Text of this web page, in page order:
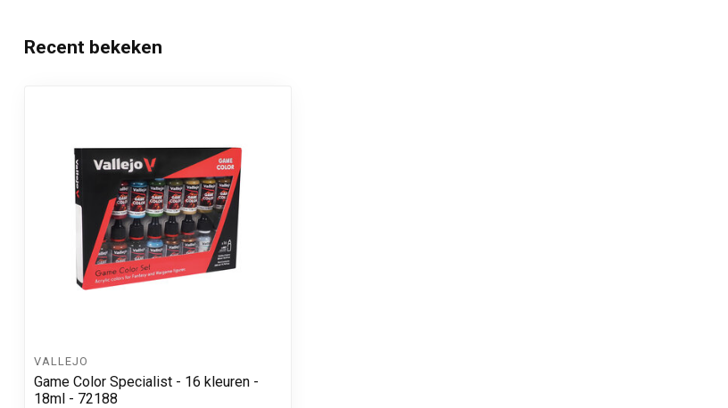
Recent bekeken
VALLEJO
Game Color Specialist - 16 kleuren -
18ml - 72188